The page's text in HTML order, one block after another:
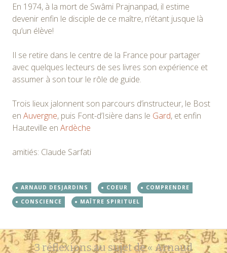
En 1974, à la mort de Swâmi Prajnanpad, il estime
devenir enfin le disciple de ce maître, n’étant jusque là
qu’un élève!
Il se retire dans le centre de la France pour partager
avec quelques lecteurs de ses livres son expérience et
assumer à son tour le rôle de guide.
Trois lieux jalonnent son parcours d’instructeur, le Bost
en Auvergne, puis Font-d’Isière dans le Gard, et enfin
Hauteville en Ardèche
amitiés: Claude Sarfati
ARNAUD DESJARDINS COEUR
COMPRENDRE
CONSCIENCE
MAÎTRE SPIRITUEL
Navigation
←
→
3 réflexions au sujet de «Arnaud